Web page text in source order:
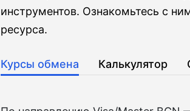
инструментов. Ознакомьтесь с
ресурса.
Курсы обмена Калькулятор